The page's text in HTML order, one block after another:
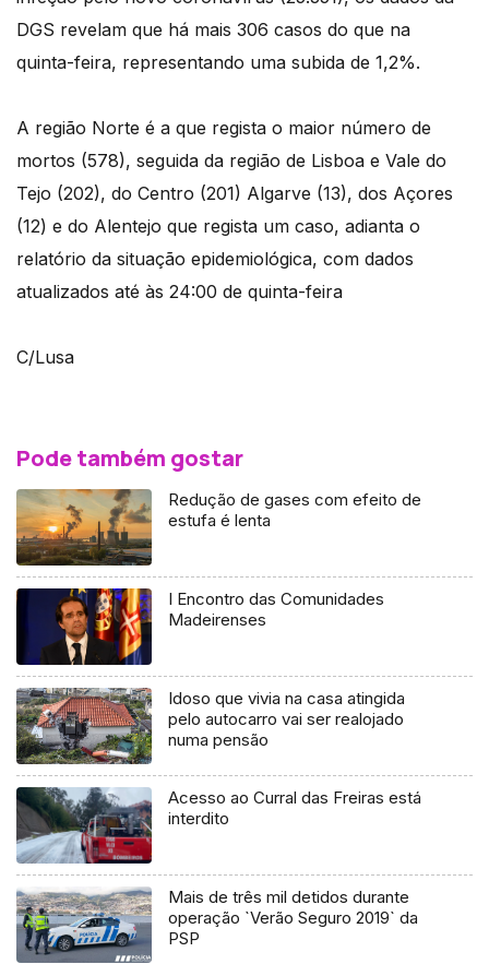
DGS revelam que há mais 306 casos do que na
quinta-feira, representando uma subida de 1,2%.
A região Norte é a que regista o maior número de
mortos (578), seguida da região de Lisboa e Vale do
Tejo (202), do Centro (201) Algarve (13), dos Açores
(12) e do Alentejo que regista um caso, adianta o
relatório da situação epidemiológica, com dados
atualizados até às 24:00 de quinta-feira
C/Lusa
Pode também gostar
Redução de gases com efeito de
estufa é lenta
I Encontro das Comunidades
Madeirenses
Idoso que vivia na casa atingida
pelo autocarro vai ser realojado
numa pensão
Acesso ao Curral das Freiras está
interdito
Mais de três mil detidos durante
operação `Verão Seguro 2019` da
PSP